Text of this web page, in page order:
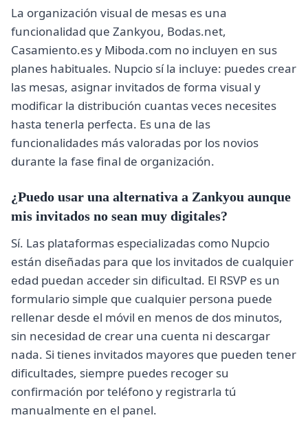
La organización visual de mesas es una
funcionalidad que Zankyou, Bodas.net,
Casamiento.es y Miboda.com no incluyen en sus
planes habituales. Nupcio sí la incluye: puedes crear
las mesas, asignar invitados de forma visual y
modificar la distribución cuantas veces necesites
hasta tenerla perfecta. Es una de las
funcionalidades más valoradas por los novios
durante la fase final de organización.
¿Puedo usar una alternativa a Zankyou aunque
mis invitados no sean muy digitales?
Sí. Las plataformas especializadas como Nupcio
están diseñadas para que los invitados de cualquier
edad puedan acceder sin dificultad. El RSVP es un
formulario simple que cualquier persona puede
rellenar desde el móvil en menos de dos minutos,
sin necesidad de crear una cuenta ni descargar
nada. Si tienes invitados mayores que pueden tener
dificultades, siempre puedes recoger su
confirmación por teléfono y registrarla tú
manualmente en el panel.